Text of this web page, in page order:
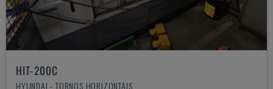
HIT-200C
HYUNDAI - TORNOS HORIZONTAIS